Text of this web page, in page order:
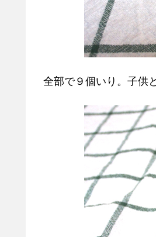
全部で９個いり。子供